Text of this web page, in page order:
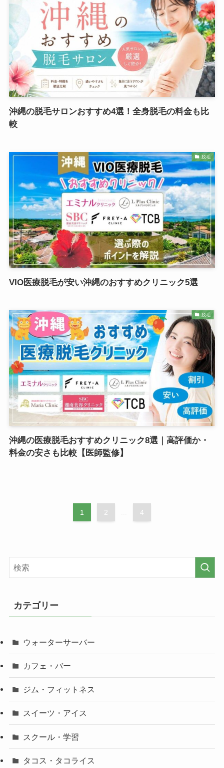
沖縄の脱毛サロンおすすめ4選！全身脱毛の料金も比
較
脱毛
VIO医療脱毛が安い沖縄のおすすめクリニック5選
脱毛
沖縄の医療脱毛おすすめクリニック8選｜高評価か・
料金の安さも比較【医師監修】
1 2 ... 4
カテゴリー
ウォーターサーバー
カフェ・バー
ジム・フィットネス
スイーツ・アイス
スクール・学習
タコス・タコライス